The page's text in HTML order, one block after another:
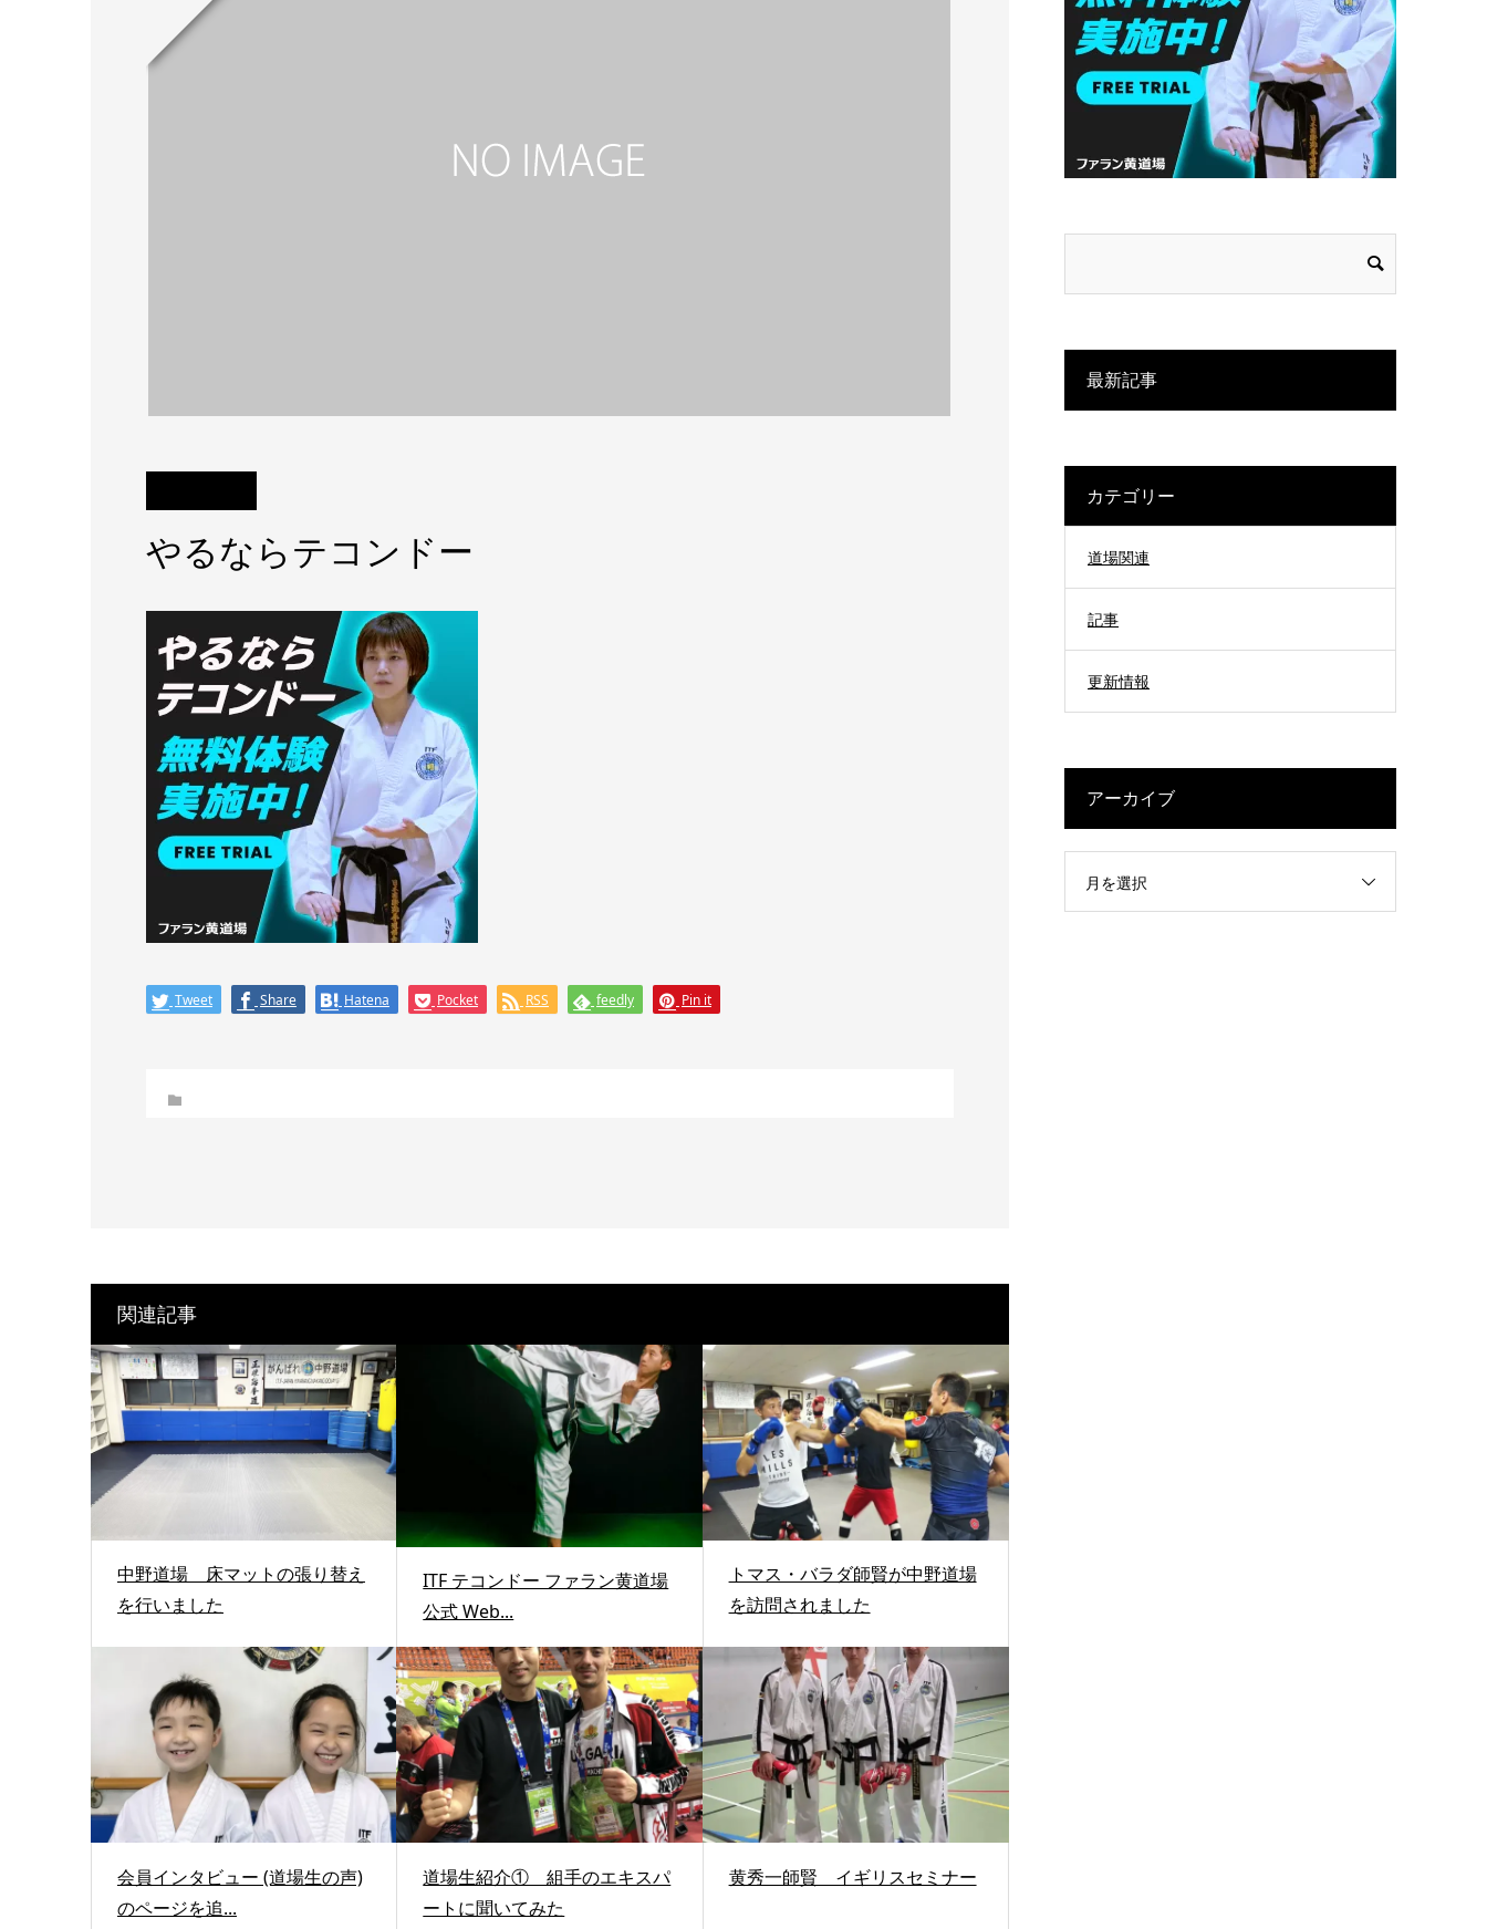
やるならテコンドー
Tweet Share Hatena Pocket RSS feedly Pin it
関連記事
中野道場 床マットの張り替え
を行いました
ITF テコンドー ファラン黄道場
公式 Web...
トマス・バラダ師賢が中野道場
を訪問されました
会員インタビュー (道場生の声)
のページを追...
道場生紹介① 組手のエキスパ
ートに聞いてみた
黄秀一師賢 イギリスセミナー
最新記事
カテゴリー
道場関連
記事
更新情報
アーカイブ
月を選択